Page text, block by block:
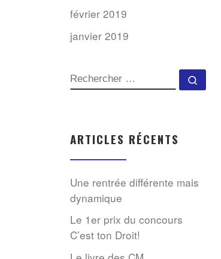
février 2019
janvier 2019
SEARCH
ARTICLES RÉCENTS
Une rentrée différente mais
dynamique
Le 1er prix du concours
C’est ton Droit!